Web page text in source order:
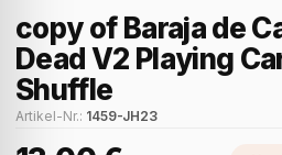
copy of Baraja de
Dead V2 Playing
Shuffle
Artikel-Nr.: 1459-JH23